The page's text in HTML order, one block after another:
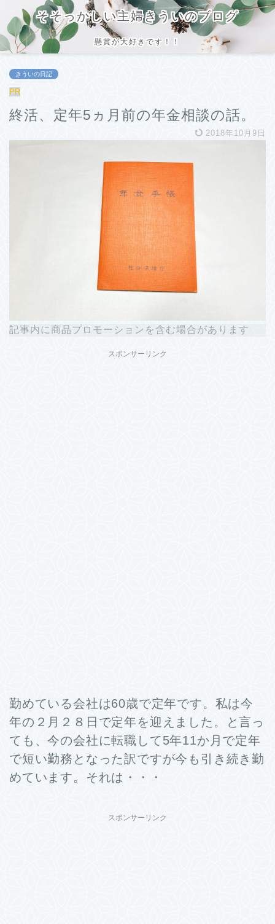
そそっかしい主婦きういのブログ
懸賞が大好きです！！
きういの日記
PR
終活、定年5ヵ月前の年金相談の話。
2018年10月9日
記事内に商品プロモーションを含む場合があります
スポンサーリンク
勤めている会社は60歳で定年です。私は今
年の２月２８日で定年を迎えました。と言っ
ても、今の会社に転職して5年11か月で定年
で短い勤務となった訳ですが今も引き続き勤
めています。それは・・・
スポンサーリンク